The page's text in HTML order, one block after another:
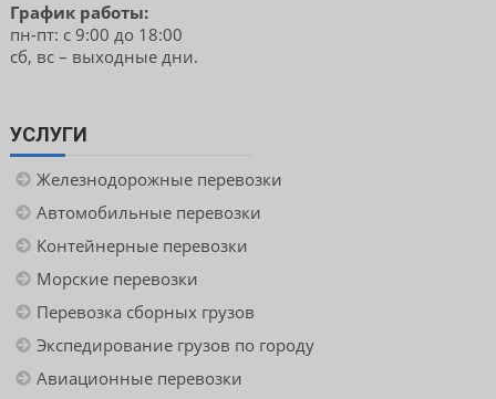
График работы:
пн-пт: с 9:00 до 18:00
сб, вс – выходные дни.
УСЛУГИ
Железнодорожные перевозки
Автомобильные перевозки
Контейнерные перевозки
Морские перевозки
Перевозка сборных грузов
Экспедирование грузов по городу
Авиационные перевозки